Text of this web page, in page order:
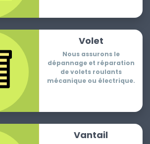
Volet
Nous assurons le
dépannage et réparation
de volets roulants
mécanique ou électrique.
Vantail